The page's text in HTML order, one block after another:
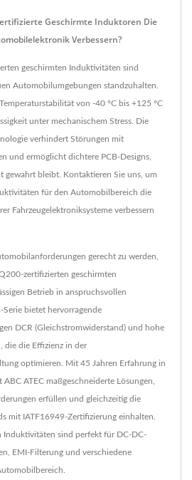
Geschirmte Induktoren Die
Verbessern?
geschirmten Induktivitäten sind
Automobilumgebungen standzuhalten.
von -40 °C bis +125 °C
unter mechanischem Stress. Die
verhindert Störungen mit
und ermöglicht dichtere PCB-Designs,
gewahrt bleibt. Kontaktieren Sie uns, um
für den Automobilbereich die
Fahrzeugelektroniksysteme verbessern
gerecht zu werden,
zertifizierten geschirmten
Betrieb in anspruchsvollen
bietet hervorragende
DCR (Gleichstromwiderstand) und hohe
die die Effizienz in der
optimieren. Mit 45 Jahren Erfahrung in
ATEC maßgeschneiderte Lösungen,
erfüllen und gleichzeitig die
mit IATF16949-Zertifizierung einhalten.
Induktivitäten sind perfekt für DC-DC-
EMI-Filterung und verschiedene